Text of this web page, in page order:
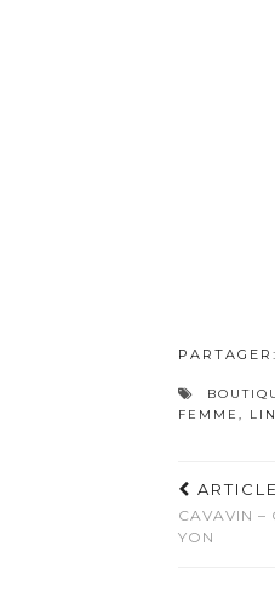
PARTAGER:
FEMME ,
CAVAVIN –
YON